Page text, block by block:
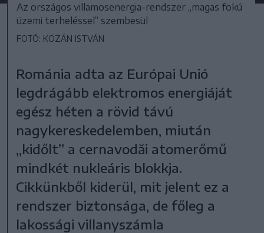
Az országos villamosenergia-rendszer „magas fokú
üzemi terheléssel” szembesül
FOTÓ: KOZÁN ISTVÁN
Románia adta az Európai Unió
legdrágább elektromos energiáját
egész héten a rövid távú
nagykereskedelemben, miután
„kidőlt” a cernavodăi atomerőmű
mindkét nukleáris blokkja.
Cikkünkből kiderül, mit jelent ez a
rendszer biztonsága, de főleg a
lakossági villanyszámla